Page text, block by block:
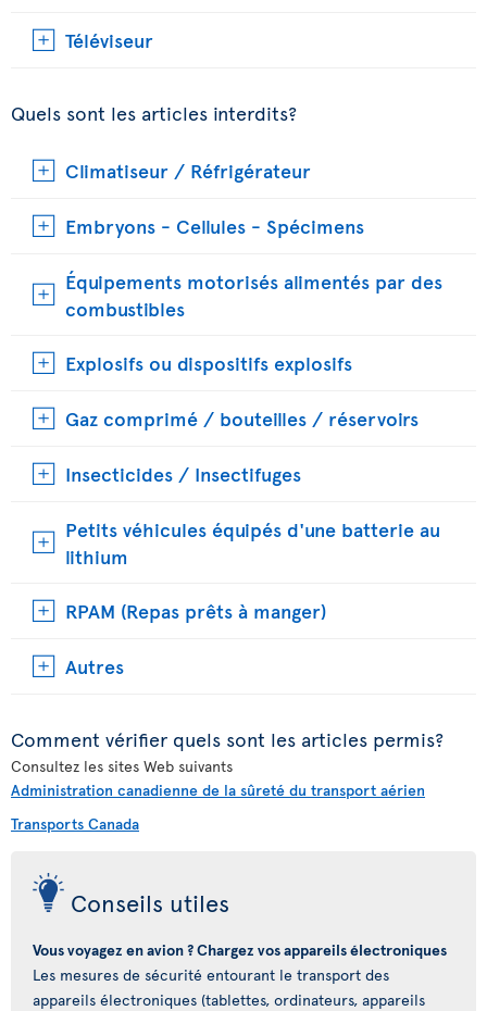
Téléviseur
Quels sont les articles interdits?
Climatiseur / Réfrigérateur
Embryons - Cellules - Spécimens
Équipements motorisés alimentés par des
combustibles
Explosifs ou dispositifs explosifs
Gaz comprimé / bouteilles / réservoirs
Insecticides / Insectifuges
Petits véhicules équipés d'une batterie au
lithium
RPAM (Repas prêts à manger)
Autres
Comment vérifier quels sont les articles permis?
Consultez les sites Web suivants
Administration canadienne de la sûreté du transport aérien
Transports Canada
Conseils utiles
Vous voyagez en avion ? Chargez vos appareils électroniques
Les mesures de sécurité entourant le transport des
appareils électroniques (tablettes, ordinateurs, appareils